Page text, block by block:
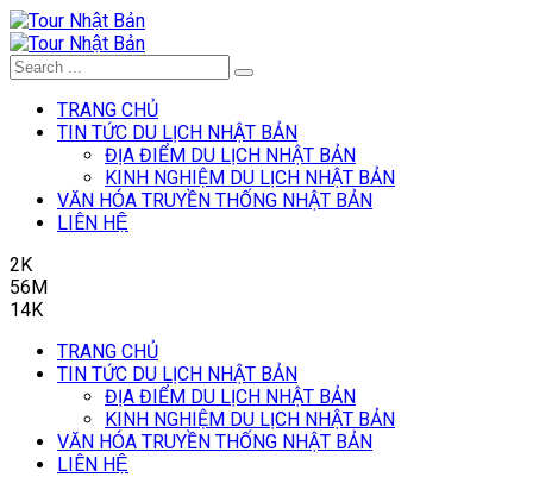
TRANG CHỦ
TIN TỨC DU LỊCH NHẬT BẢN
ĐỊA ĐIỂM DU LỊCH NHẬT BẢN
KINH NGHIỆM DU LỊCH NHẬT BẢN
VĂN HÓA TRUYỀN THỐNG NHẬT BẢN
LIÊN HỆ
2K
56M
14K
TRANG CHỦ
TIN TỨC DU LỊCH NHẬT BẢN
ĐỊA ĐIỂM DU LỊCH NHẬT BẢN
KINH NGHIỆM DU LỊCH NHẬT BẢN
VĂN HÓA TRUYỀN THỐNG NHẬT BẢN
LIÊN HỆ